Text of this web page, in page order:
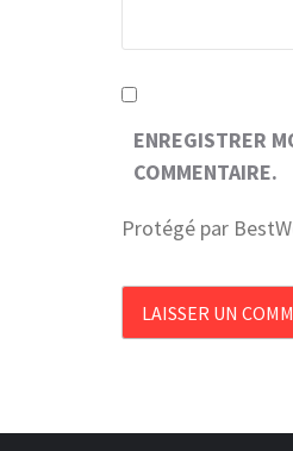
ENREGISTRER
COMMENTAIRE.
Protégé par